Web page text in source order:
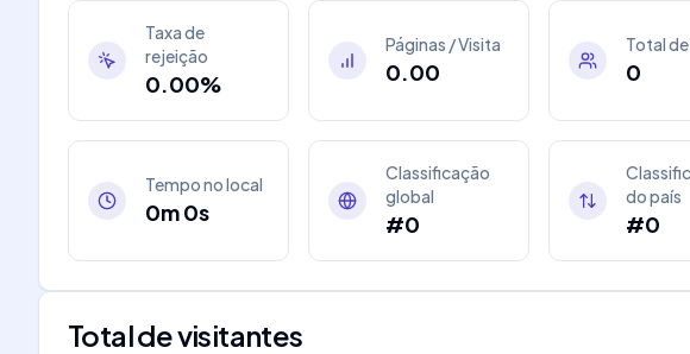
Taxa de
rejeição
0.00%
Páginas / Visita
0.00
Total
0
Tempo no local
0m 0s
Classificação
global
#0
do país
#0
Total de visitantes